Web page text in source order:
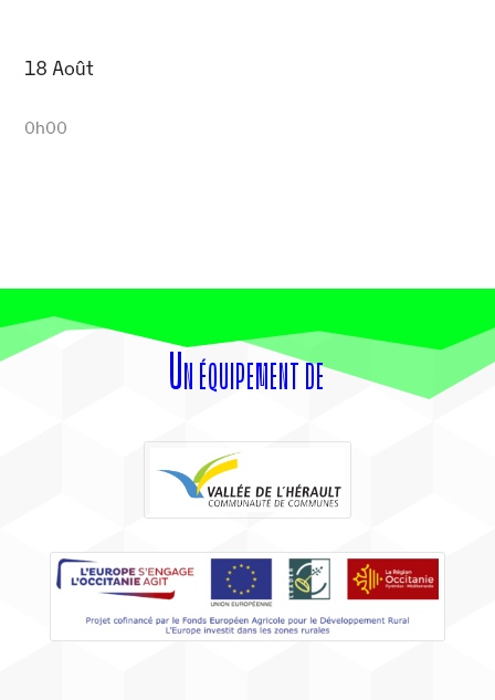
18 Août
0h00
Un équipement de